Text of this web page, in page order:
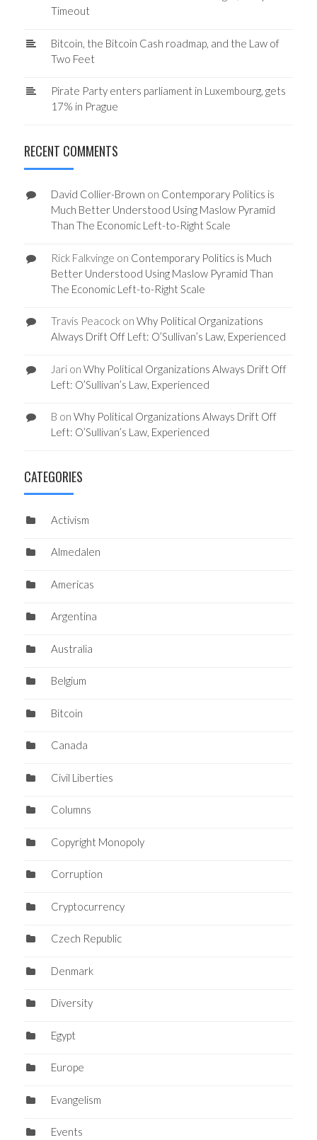
Timeout
Bitcoin, the Bitcoin Cash roadmap, and the Law of
Two Feet
Pirate Party enters parliament in Luxembourg, gets
17% in Prague
RECENT COMMENTS
David Collier-Brown on Contemporary Politics is
Much Better Understood Using Maslow Pyramid
Than The Economic Left-to-Right Scale
Rick Falkvinge on Contemporary Politics is Much
Better Understood Using Maslow Pyramid Than
The Economic Left-to-Right Scale
Travis Peacockon Why Political Organizations
Always Drift Off Left: O’Sullivan’s Law, Experienced
Jarion Why Political Organizations Always Drift Off
Left: O’Sullivan’s Law, Experienced
B on Why Political Organizations Always Drift Off
Left: O’Sullivan’s Law, Experienced
CATEGORIES
Activism
Almedalen
Americas
Argentina
Australia
Belgium
Bitcoin
Canada
Civil Liberties
Columns
Copyright Monopoly
Corruption
Cryptocurrency
Czech Republic
Denmark
Diversity
Egypt
Europe
Evangelism
Events